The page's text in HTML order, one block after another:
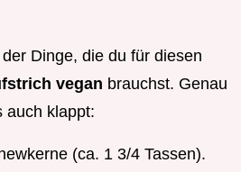
Dinge, die du für diesen
vegan brauchst. Genau
auch klappt:
(ca. 1 3/4 Tassen).